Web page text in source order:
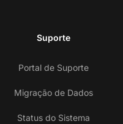
Suporte
Portal de Suporte
Migração de Dados
Status do Sistema